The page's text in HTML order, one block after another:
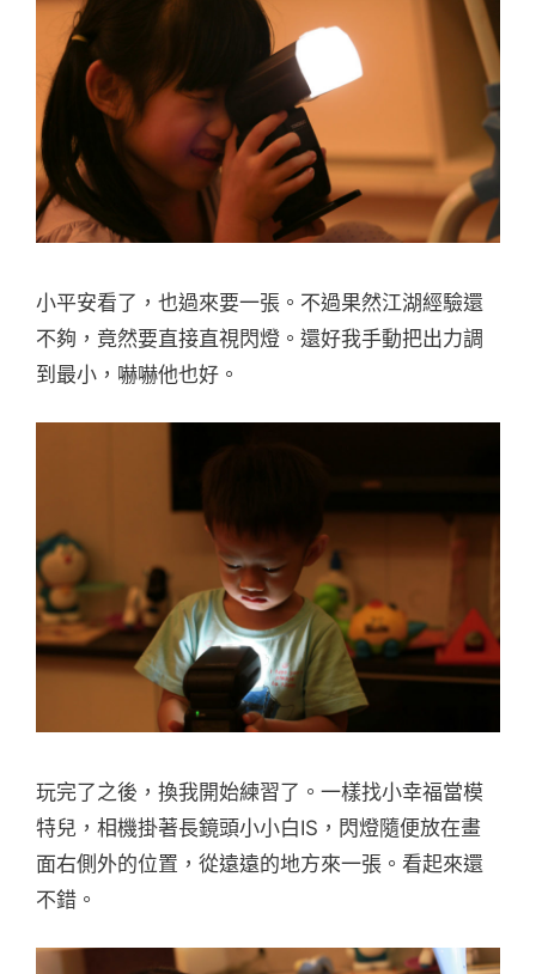
小平安看了，也過來要一張。不過果然江湖經驗還
不夠，竟然要直接直視閃燈。還好我手動把出力調
到最小，嚇嚇他也好。
玩完了之後，換我開始練習了。一樣找小幸福當模
特兒，相機掛著長鏡頭小小白IS，閃燈隨便放在畫
面右側外的位置，從遠遠的地方來一張。看起來還
不錯。